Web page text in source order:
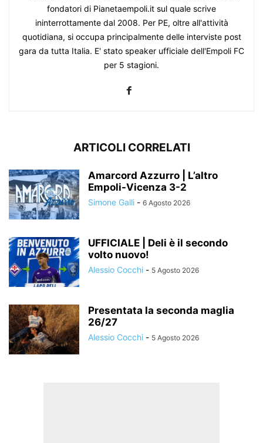
fondatori di Pianetaempoli.it sul quale scrive
ininterrottamente dal 2008. Per PE, oltre all'attività
quotidiana, si occupa principalmente delle interviste post
gara da tutta Italia. E' stato speaker ufficiale dell'Empoli FC
per 5 stagioni.
ARTICOLI CORRELATI
Amarcord Azzurro | L’altro
Empoli-Vicenza 3-2
Simone Galli - 6 Agosto 2026
UFFICIALE | Deli è il secondo
volto nuovo!
Alessio Cocchi - 5 Agosto 2026
Presentata la seconda maglia
26/27
Alessio Cocchi - 5 Agosto 2026